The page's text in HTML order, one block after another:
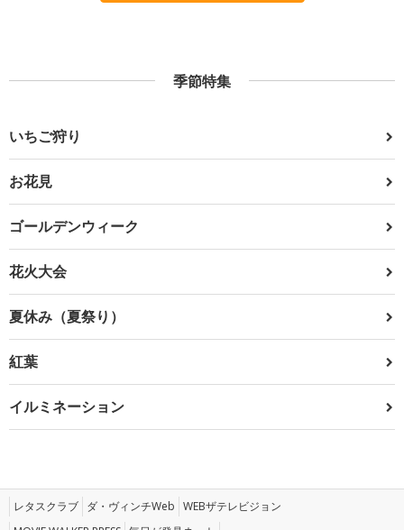
季節特集
いちご狩り
お花見
ゴールデンウィーク
花火大会
夏休み（夏祭り）
紅葉
イルミネーション
レタスクラブ ダ・ヴィンチWeb WEBザテレビジョン